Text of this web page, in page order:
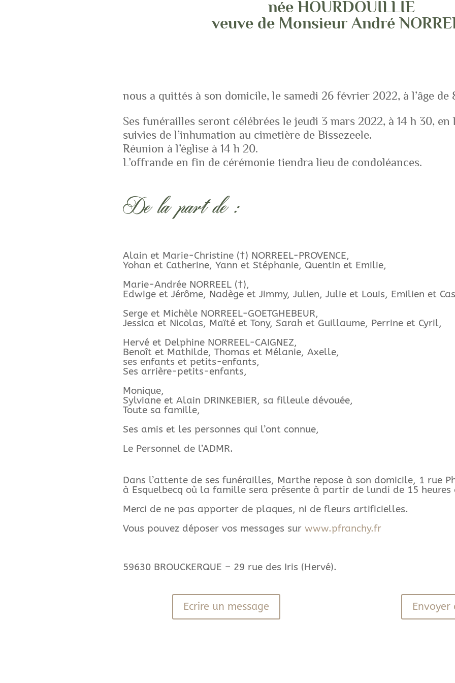
née HOURDOUILLIE
veuve de Monsieur André
nous a quittés à son domicile, le samedi 26 février 2022, à l’âge de
Ses funérailles seront célébrées le jeudi 3 mars 2022, à 14 h 30, en
suivies de l’inhumation au cimetière de Bissezeele.
Réunion à l’église à 14 h 20.
L’offrande en fin de cérémonie tiendra lieu de condoléances.
De la part de :
Alain et Marie-Christine (†) NORREEL-PROVENCE,
Yohan et Catherine, Yann et Stéphanie, Quentin et Emilie,
Marie-Andrée NORREEL (†),
Edwige et Jérôme, Nadège et Jimmy, Julien, Julie et Louis, Emilien et
Serge et Michèle NORREEL-GOETGHEBEUR,
Jessica et Nicolas, Maïté et Tony, Sarah et Guillaume, Perrine et Cyril,
Hervé et Delphine NORREEL-CAIGNEZ,
Benoît et Mathilde, Thomas et Mélanie, Axelle,
ses enfants et petits-enfants,
Ses arrière-petits-enfants,
Monique,
Sylviane et Alain DRINKEBIER, sa filleule dévouée,
Toute sa famille,
Ses amis et les personnes qui l’ont connue,
Le Personnel de l’ADMR.
Dans l’attente de ses funérailles, Marthe repose à son domicile, 1 rue
à Esquelbecq où la famille sera présente à partir de lundi de 15 heures
Merci de ne pas apporter de plaques, ni de fleurs artificielles.
Vous pouvez déposer vos messages sur www.pfranchy.fr
59630 BROUCKERQUE – 29 rue des Iris (Hervé).
Ecrire un message Envoyer